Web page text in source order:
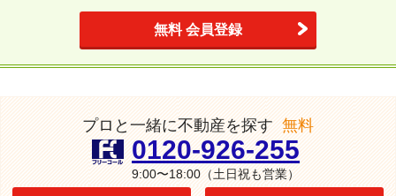
無料 会員登録
プロと一緒に不動産を探す 無料
0120-926-255
9:00〜18:00（土日祝も営業）